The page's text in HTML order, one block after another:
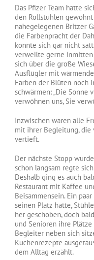
Das Pfizer Team hatte
den Rollstühlen
nahegelegenen Britzer
die Farbenpracht der
konnte sich gar nicht
verweilte gerne inmitten
sich über die große
Ausflügler mit
Farben der Blüten noch
schwärmen: „Die Sonne
verwöhnen uns, Sie
Inzwischen waren alle
mit ihrer Begleitung, die
vertieft.
Der nächste Stopp
schon langsam regte
Deshalb ging es auch
Restaurant mit Kaffee
Beisammensein. Ein
seinen Platz hatte,
her geschoben, doch
und Senioren ihre
Begleiter neben sich
Kuchenrezepte
dem Alltag erzählt.